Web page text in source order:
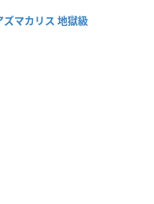
ズマカリス 地獄級